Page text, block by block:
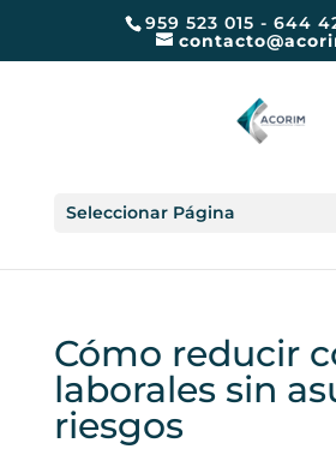
959 523 015 - 644
Seleccionar Página
Cómo reducir
laborales sin
riesgos